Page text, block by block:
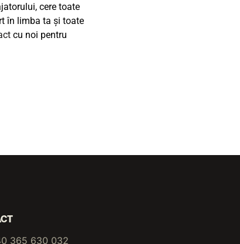
cere toate
în limba ta și toate
cu noi pentru
365 630 032